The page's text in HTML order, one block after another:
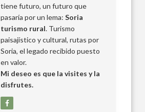
tiene futuro, un futuro que
pasaría por un lema:Soria
turismo rural. Turismo
paisajístico y cultural, rutas por
Soria, el legado recibido puesto
en valor.
Mi deseo es que la visites y la
disfrutes.